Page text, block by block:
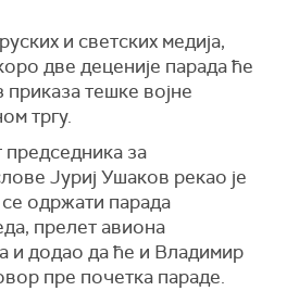
и светских медија,
две деценије парада ће
тешке војне
тргу.
за
Јуриј Ушаков рекао је
одржати парада
прелет авиона
и додао да ће и Владимир
пре почетка параде.